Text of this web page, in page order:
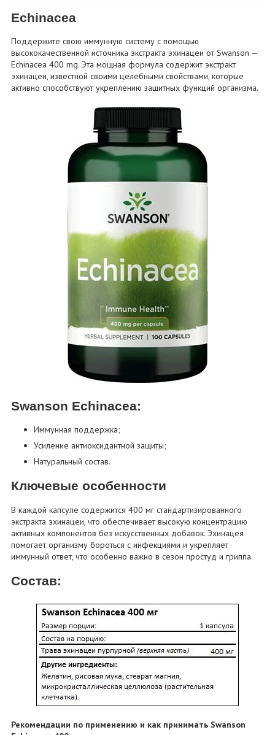
Echinacea
Поддержите свою иммунную систему с помощью
высококачественной источника экстракта эхинацеи от Swanson —
Echinacea 400 mg. Эта мощная формула содержит экстракт
эхинацеи, известной своими целебными свойствами, которые
активно способствуют укреплению защитных функций организма.
Swanson Echinacea:
Иммунная поддержка;
Усиление антиоксидантной защиты;
Натуральный состав.
Ключевые особенности
В каждой капсуле содержится 400 мг стандартизированного
экстракта эхинацеи, что обеспечивает высокую концентрацию
активных компонентов без искусственных добавок. Эхинацея
помогает организму бороться с инфекциями и укрепляет
иммунный ответ, что особенно важно в сезон простуд и гриппа.
Состав:
Рекомендации по применению и как принимать Swanson